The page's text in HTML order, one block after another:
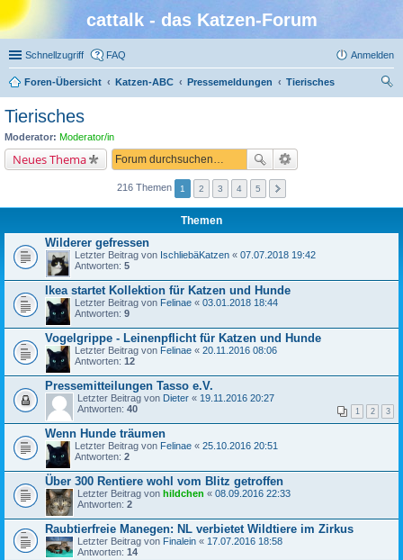
cattalk - das Katzen-Forum
Schnellzugriff FAQ Anmelden
Foren-Übersicht Katzen-ABC Pressemeldungen
Tierisches
Tierisches
Moderator: Moderator/in
Neues Thema
216 Themen 1 2 3 4 5
Themen
Wilderer gefressen
Letzter Beitrag von IschliebäKatzen « 07.07.2018 19:42
Antworten: 5
Ikea startet Kollektion für Katzen und Hunde
Letzter Beitrag von Felinae « 03.01.2018 18:44
Antworten: 9
Vogelgrippe - Leinenpflicht für Katzen und Hunde
Letzter Beitrag von Felinae « 20.11.2016 08:06
Antworten: 12
Pressemitteilungen Tasso e.V.
Letzter Beitrag von Dieter « 19.11.2016 20:27
Antworten: 40 1 2 3
Wenn Hunde träumen
Letzter Beitrag von Felinae « 25.10.2016 20:51
Antworten: 2
Über 300 Rentiere wohl vom Blitz getroffen
Letzter Beitrag von hildchen « 08.09.2016 22:33
Antworten: 2
Raubtierfreie Manegen: NL verbietet Wildtiere im Zirkus
Letzter Beitrag von Finalein « 17.07.2016 18:58
Antworten: 14